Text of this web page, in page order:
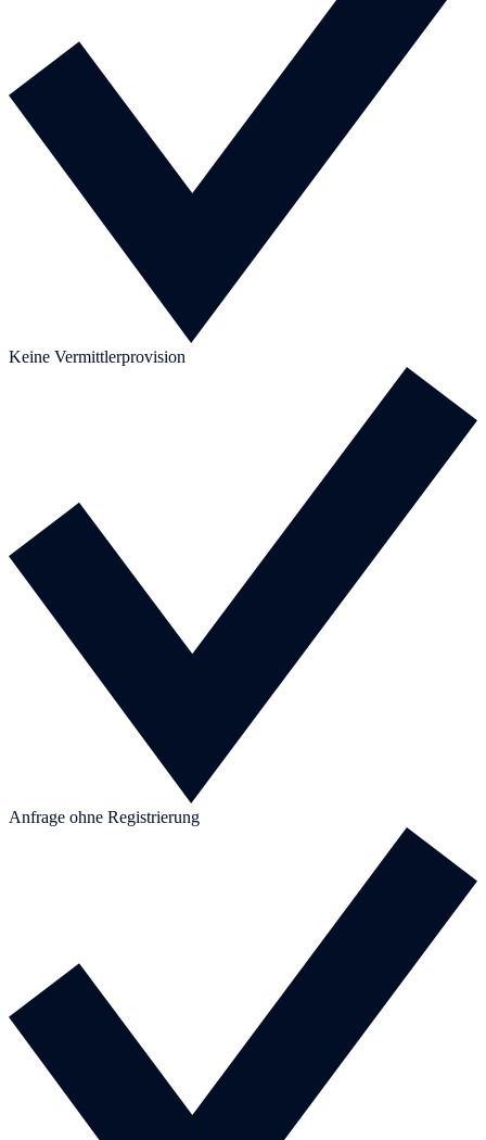
Keine Vermittlerprovision
Anfrage ohne Registrierung